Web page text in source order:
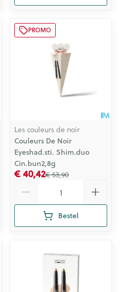
PROMO
Les couleurs de noir
Couleurs De Noir
Eyeshad.sti. Shim.duo
Cin.bun2,8g
€ 53,90
€ 40,42
Bestel